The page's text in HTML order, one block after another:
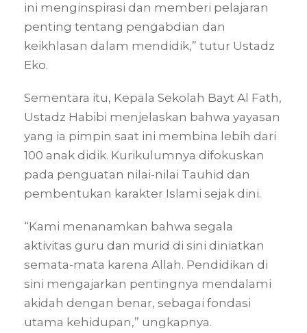
ini menginspirasi dan memberi pelajaran
penting tentang pengabdian dan
keikhlasan dalam mendidik,” tutur Ustadz
Eko.
Sementara itu, Kepala Sekolah Bayt Al Fath,
Ustadz Habibi menjelaskan bahwa yayasan
yang ia pimpin saat ini membina lebih dari
100 anak didik. Kurikulumnya difokuskan
pada penguatan nilai-nilai Tauhid dan
pembentukan karakter Islami sejak dini.
“Kami menanamkan bahwa segala
aktivitas guru dan murid di sini diniatkan
semata-mata karena Allah. Pendidikan di
sini mengajarkan pentingnya mendalami
akidah dengan benar, sebagai fondasi
utama kehidupan,” ungkapnya.